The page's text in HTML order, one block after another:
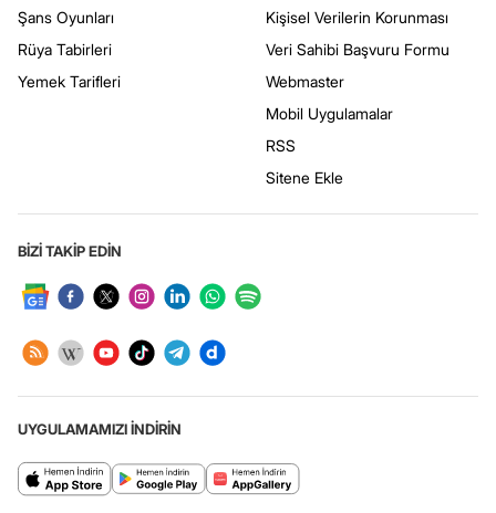
Şans Oyunları
Rüya Tabirleri
Yemek Tarifleri
Kişisel Verilerin Korunması
Veri Sahibi Başvuru Formu
Webmaster
Mobil Uygulamalar
RSS
Sitene Ekle
BİZİ TAKİP EDİN
UYGULAMAMIZI İNDİRİN